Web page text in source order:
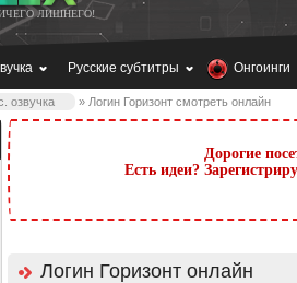
ЛИШНЕГО!
Русские субтитры Онгоинги
озвучка » Логин Горизонт смотреть онлайн
Дорогие
Есть идеи?
Логин Горизонт онлайн